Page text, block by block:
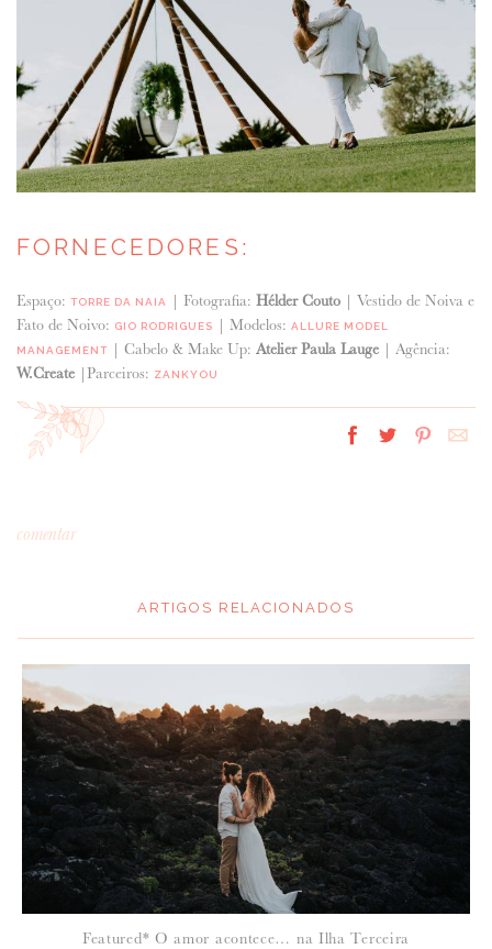
FORNECEDORES:
Espaço: TORRE DA NAIA | Fotografia: Hélder Couto| Vestido de Noiva e
Fato de Noivo: GIO RODRIGUES | Modelos: ALLURE MODEL
MANAGEMENT| Cabelo & Make Up: Atelier Paula Lauge| Agência:
W.Create |Parceiros: ZANKYOU
comentar
NOME
ARTIGOS RELACIONADOS
Featured* O amor acontece… na Ilha Terceira